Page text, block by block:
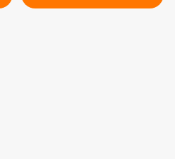
Pin's? >